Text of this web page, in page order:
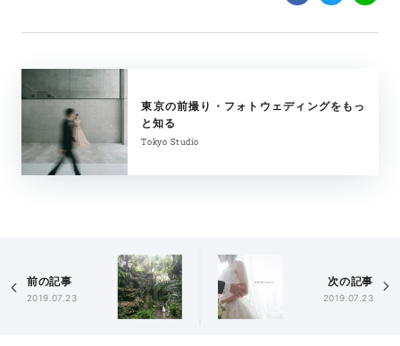
東京の前撮り・フォトウェディングをもっ
と知る
Tokyo Studio
前の記事
2019.07.23
次の記事
2019.07.23